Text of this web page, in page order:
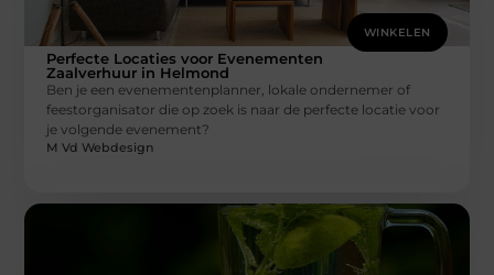
WINKELEN
Perfecte Locaties voor Evenementen
Zaalverhuur in Helmond
Ben je een evenementenplanner, lokale ondernemer of
feestorganisator die op zoek is naar de perfecte locatie voor
je volgende evenement?
M Vd Webdesign